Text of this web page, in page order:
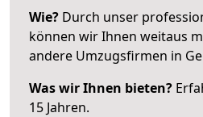
Wie? Durch unser
können wir Ihnen weitaus
andere Umzugsfirmen in
Was wir Ihnen bieten?
15 Jahren.